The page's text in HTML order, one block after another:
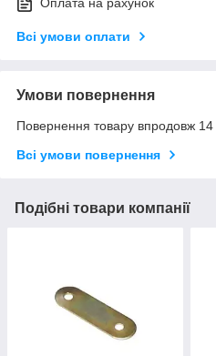
Оплата на рахунок
Всі умови оплати
Умови повернення
Повернення товару впродовж 14
Всі умови повернення
Подібні товари компанії